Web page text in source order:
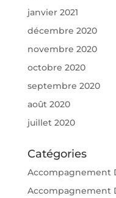
janvier 2021
décembre 2020
novembre 2020
octobre 2020
septembre 2020
août 2020
juillet 2020
Catégories
Accompagnement
Accompagnement